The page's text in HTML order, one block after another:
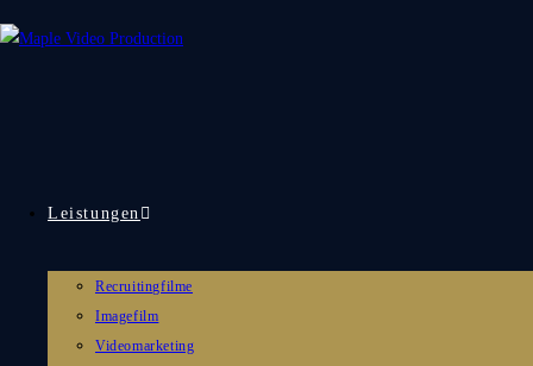
Leistungen
Recruitingfilme
Imagefilm
Videomarketing